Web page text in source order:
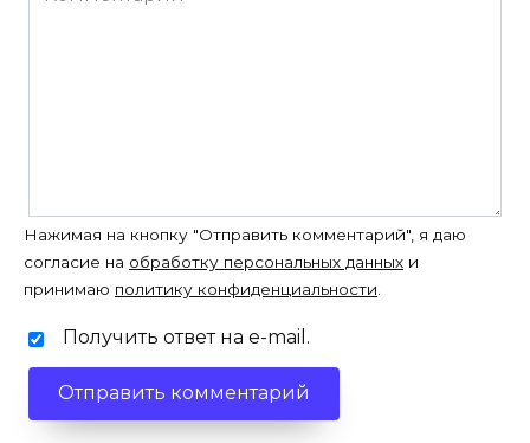
Нажимая на кнопку "Отправить комментарий", я даю
согласие на обработку персональных данных и
принимаю политику конфиденциальности
Получить ответ на e-mail.